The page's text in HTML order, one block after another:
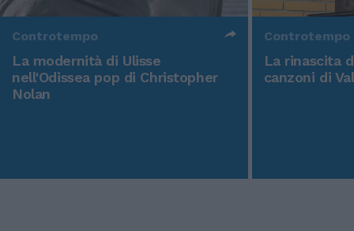
Controtempo
La modernità di Ulisse
nell'Odissea pop di Christopher
Nolan
Controtempo
La rinascita
canzoni di